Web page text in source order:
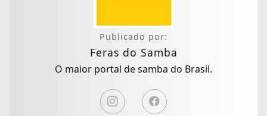
Publicado por:
Feras do Samba
O maior portal de samba do Brasil.